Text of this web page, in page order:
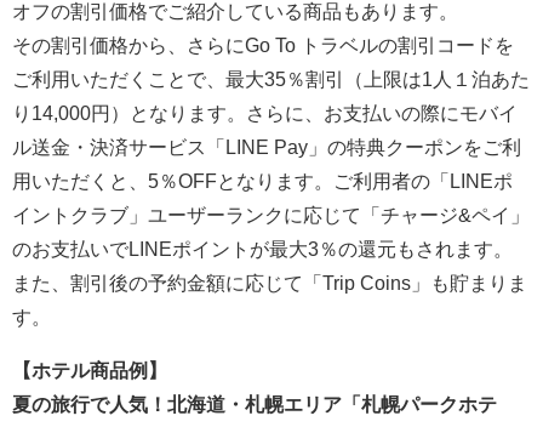
オフの割引価格でご紹介している商品もあります。
その割引価格から、さらにGo To トラベルの割引コードを
ご利用いただくことで、最大35％割引（上限は1人１泊あた
り14,000円）となります。さらに、お支払いの際にモバイ
ル送金・決済サービス「LINE Pay」の特典クーポンをご利
用いただくと、5％OFFとなります。ご利用者の「LINEポ
イントクラブ」ユーザーランクに応じて「チャージ&ペイ」
のお支払いでLINEポイントが最大3％の還元もされます。
また、割引後の予約金額に応じて「Trip Coins」も貯まりま
す。
【ホテル商品例】
夏の旅行で人気！北海道・札幌エリア「札幌パークホテ